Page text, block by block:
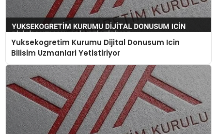
Yuksekogretim Kurumu Dijital Donusum Icin
Bilisim Uzmanlari Yetistiriyor